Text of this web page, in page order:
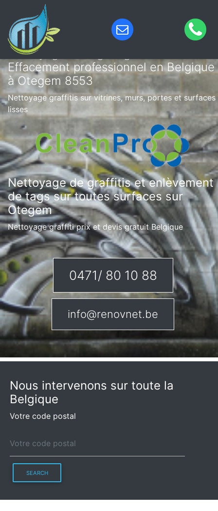
Nettoyage de tags & graffitis –
Effacement professionnel en Belgique
à Otegem 8553
Nettoyage graffitis sur vitrines, murs, portes et surfaces
lisses
Nettoyage de graffitis et enlèvement
de tags sur toutes surfaces sur
Otegem
Nettoyage graffiti prix et devis gratuit Belgique
0471/ 80 10 88
info@renovnet.be
Nous intervenons sur toute la
Belgique
Votre code postal
SEARCH